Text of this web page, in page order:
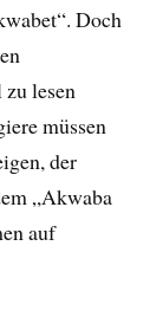
Doch
lesen
müssen
der
„Akwaba
auf